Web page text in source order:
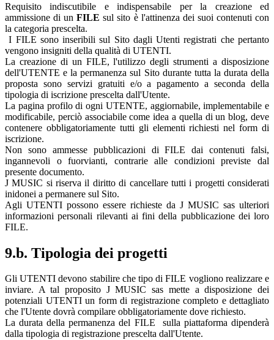
Requisito indiscutibile e indispensabile per la creazione ed
ammissione di unFILE sul sito è l'attinenza dei suoi contenuti con
la categoria prescelta.
I FILE sono inseribili sul Sito dagli Utenti registrati che pertanto
vengono insigniti della qualità di UTENTI.
La creazione di un FILE, l'utilizzo degli strumenti a disposizione
dell'UTENTE e la permanenza sul Sito durante tutta la durata della
proposta sono servizi gratuiti e/o a pagamento a seconda della
tipologia di iscrizione prescelta dall'Utente.
La pagina profilo di ogni UTENTE, aggiornabile, implementabile e
modificabile, perciò associabile come idea a quella di un blog, deve
contenere obbligatoriamente tutti gli elementi richiesti nel form di
iscrizione.
Non sono ammesse pubblicazioni di FILE dai contenuti falsi,
ingannevoli o fuorvianti, contrarie alle condizioni previste dal
presente documento.
J MUSIC si riserva il diritto di cancellare tutti i progetti considerati
inidonei a permanere sul Sito.
Agli UTENTI possono essere richieste da J MUSIC sas ulteriori
informazioni personali rilevanti ai fini della pubblicazione dei loro
FILE.
9.b. Tipologia dei progetti
Gli UTENTI devono stabilire che tipo di FILE vogliono realizzare e
inviare. A tal proposito J MUSIC sas mette a disposizione dei
potenziali UTENTI un form di registrazione completo e dettagliato
che l'Utente dovrà compilare obbligatoriamente dove richiesto.
La durata della permanenza del FILE sulla piattaforma dipenderà
dalla tipologia di registrazione prescelta dall'Utente.